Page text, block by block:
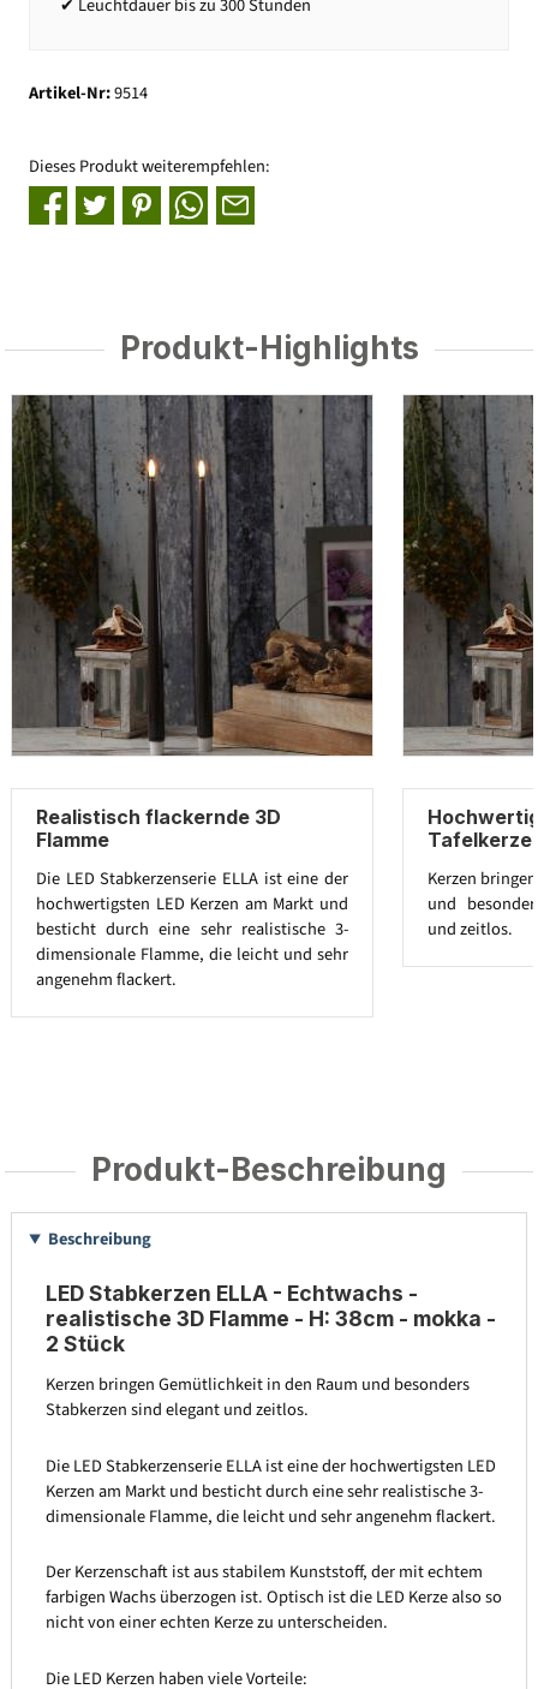
Artikel-Nr:9514
Dieses Produkt weiterempfehlen:
Produkt-Highlights
Realistisch flackernde 3D
Flamme
Die LED Stabkerzenserie ELLA ist eine der
hochwertigsten LED Kerzen am Markt und
besticht durch eine sehr realistische 3-
dimensionale Flamme, die leicht und sehr
angenehm flackert.
Kerzen
und
und zeitlos.
Produkt-Beschreibung
Beschreibung
LED Stabkerzen ELLA - Echtwachs -
realistische 3D Flamme - H: 38cm - mokka -
2 Stück
Kerzen bringen Gemütlichkeit in den Raum und besonders
Stabkerzen sind elegant und zeitlos.
Die LED Stabkerzenserie ELLA ist eine der hochwertigsten LED
Kerzen am Markt und besticht durch eine sehr realistische 3-
dimensionale Flamme, die leicht und sehr angenehm flackert.
Der Kerzenschaft ist aus stabilem Kunststoff, der mit echtem
farbigen Wachs überzogen ist. Optisch ist die LED Kerze also so
nicht von einer echten Kerze zu unterscheiden.
Die LED Kerzen haben viele Vorteile: